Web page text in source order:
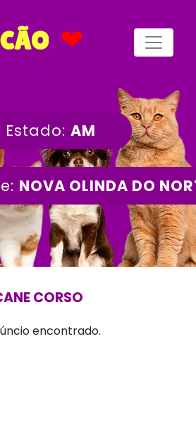
❤
Estado: AM
NOVA OLINDA DO
CORSO
encontrado.